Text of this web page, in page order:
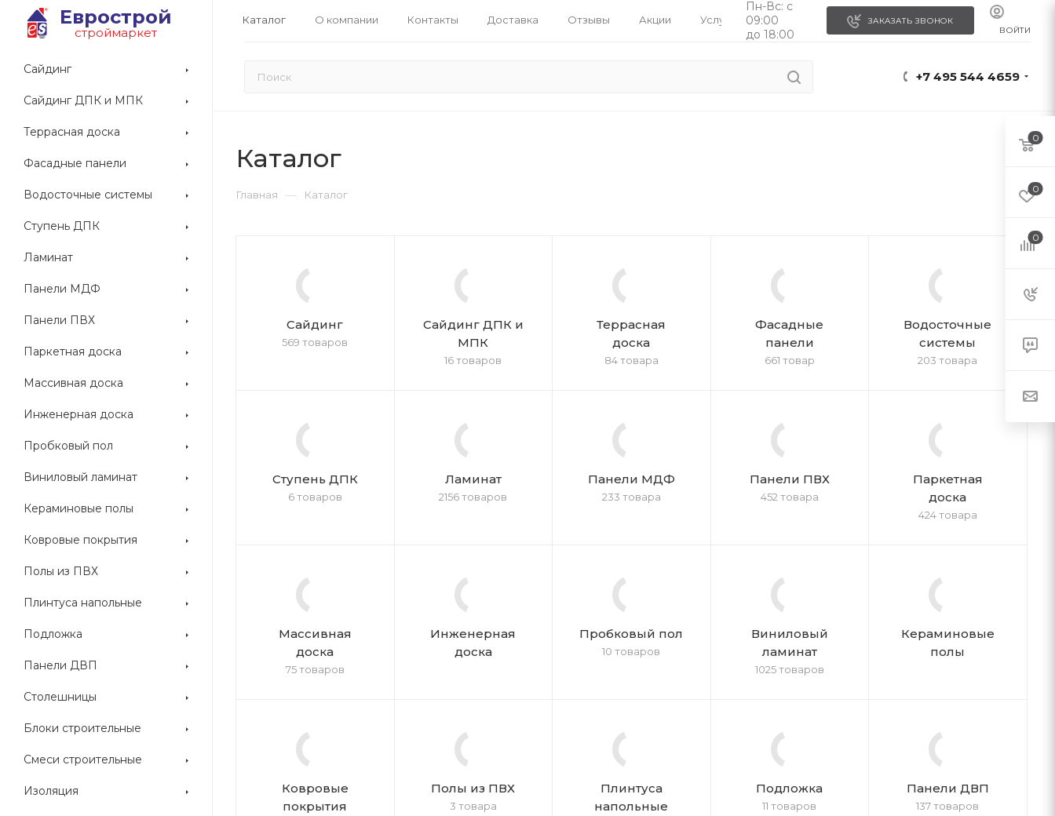
Каталог О компании Контакты Доставка Отзывы Акции Услуги Как купить Корзина
Пн-Вс: с
09:00
до 18:00
ЗАКАЗАТЬ ЗВОНОК
ВОЙТИ
+7 495 544 4659
Еврострой
строймаркет
Сайдинг
Сайдинг ДПК и МПК
Террасная доска
Фасадные панели
Водосточные системы
Ступень ДПК
Ламинат
Панели МДФ
Панели ПВХ
Паркетная доска
Массивная доска
Инженерная доска
Пробковый пол
Виниловый ламинат
Кераминовые полы
Ковровые покрытия
Полы из ПВХ
Плинтуса напольные
Подложка
Панели ДВП
Столешницы
Блоки строительные
Смеси строительные
Изоляция
Каталог
Главная — Каталог
Сайдинг
569 товаров
Сайдинг ДПК и
МПК
16 товаров
Террасная
доска
84 товара
Фасадные
панели
661 товар
Водосточные
системы
203 товара
Ступень ДПК
6 товаров
Ламинат
2156 товаров
Панели МДФ
233 товара
Панели ПВХ
452 товара
Паркетная
доска
424 товара
Массивная
доска
75 товаров
Инженерная
доска
Пробковый пол
10 товаров
Виниловый
ламинат
1025 товаров
Кераминовые
полы
Ковровые
покрытия
Полы из ПВХ
3 товара
Плинтуса
напольные
Подложка
11 товаров
Панели ДВП
137 товаров
0
0
0